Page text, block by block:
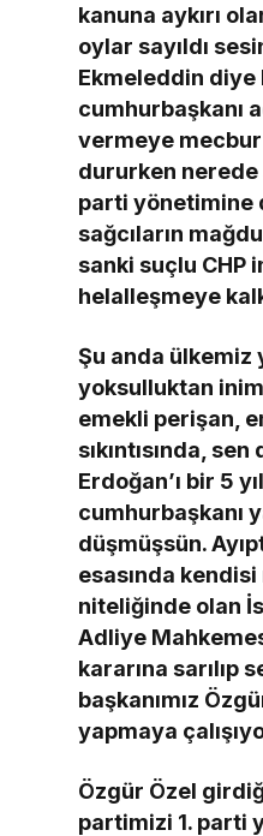
kanuna aykırı
oylar sayıldı
Ekmeleddin diye
cumhurbaşkanı
vermeye mecbur
dururken nerede
parti yönetimine
sağcıların
sanki suçlu CHP
helalleşmeye
Şu anda ülkemiz
yoksulluktan
emekli perişan,
sıkıntısında,
Erdoğan’ı bir 5
cumhurbaşkanı
düşmüşsün.
esasında
niteliğinde olan
Adliye
kararına sarılıp
başkanımız
yapmaya
Özgür Özel
partimizi 1. parti